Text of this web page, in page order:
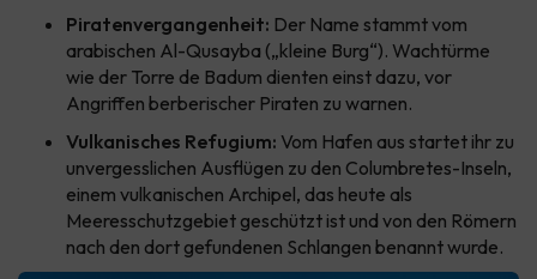
Piratenvergangenheit: Der Name stammt vom
arabischen Al-Qusayba („kleine Burg“). Wachtürme
wie der Torre de Badum dienten einst dazu, vor
Angriffen berberischer Piraten zu warnen.
Vulkanisches Refugium: Vom Hafen aus startet ihr zu
unvergesslichen Ausflügen zu den Columbretes-Inseln,
einem vulkanischen Archipel, das heute als
Meeresschutzgebiet geschützt ist und von den Römern
nach den dort gefundenen Schlangen benannt wurde.